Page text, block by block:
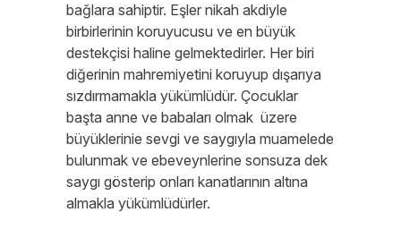
bağlara sahiptir. Eşler nikah akdiyle
birbirlerinin koruyucusu ve en büyük
destekçisi haline gelmektedirler. Her biri
diğerinin mahremiyetini koruyup dışarıya
sızdırmamakla yükümlüdür. Çocuklar
başta anne ve babaları olmak üzere
büyüklerinie sevgi ve saygıyla muamelede
bulunmak ve ebeveynlerine sonsuza dek
saygı gösterip onları kanatlarının altına
almakla yükümlüdürler.